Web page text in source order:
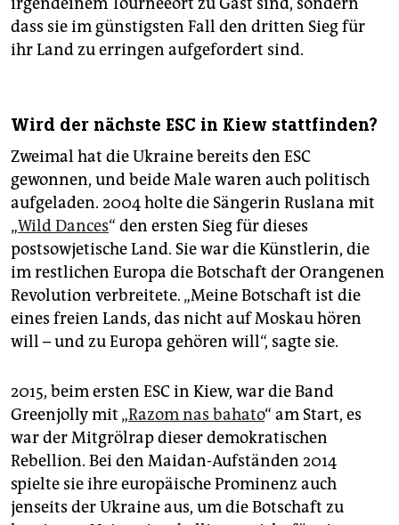
dass sie im günstigsten Fall den dritten Sieg für
ihr Land zu erringen aufgefordert sind.
Wird der nächste ESC in Kiew stattfinden?
Zweimal hat die Ukraine bereits den ESC
gewonnen, und beide Male waren auch politisch
aufgeladen. 2004 holte die Sängerin Ruslana mit
„Wild Dances“ den ersten Sieg für dieses
postsowjetische Land. Sie war die Künstlerin, die
im restlichen Europa die Botschaft der Orangenen
Revolution verbreitete. „Meine Botschaft ist die
eines freien Lands, das nicht auf Moskau hören
will – und zu Europa gehören will“, sagte sie.
2015, beim ersten ESC in Kiew, war die Band
Greenjolly mit „­Razom nas bahato“ am Start, es
war der Mitgrölrap dieser demokratischen
Rebellion. Bei den Maidan-Aufständen 2014
spielte sie ihre europäische Prominenz auch
jenseits der Ukraine aus, um die Botschaft zu